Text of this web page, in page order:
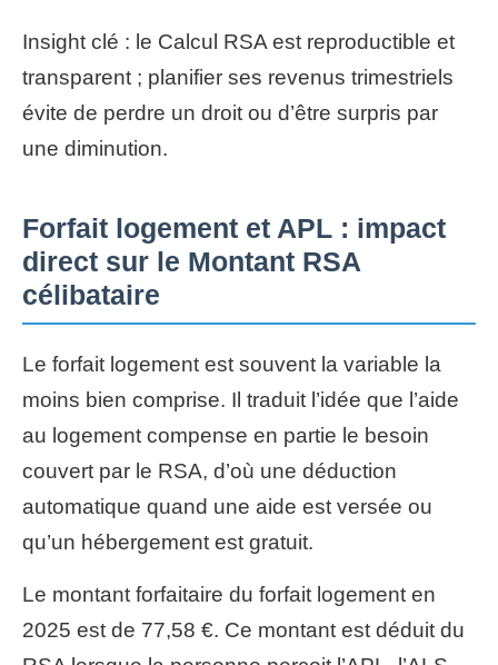
Insight clé : le Calcul RSA est reproductible et
transparent ; planifier ses revenus trimestriels
évite de perdre un droit ou d’être surpris par
une diminution.
Forfait logement et APL : impact
direct sur le Montant RSA
célibataire
Le forfait logement est souvent la variable la
moins bien comprise. Il traduit l’idée que l’aide
au logement compense en partie le besoin
couvert par le RSA, d’où une déduction
automatique quand une aide est versée ou
qu’un hébergement est gratuit.
Le montant forfaitaire du forfait logement en
2025 est de 77,58 €. Ce montant est déduit du